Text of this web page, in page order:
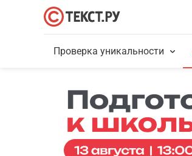
Проверка уникальности